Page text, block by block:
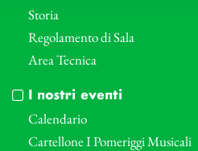
Storia
Regolamento di Sala
Area Tecnica
I nostri eventi
Calendario
Cartellone I Pomeriggi Musicali